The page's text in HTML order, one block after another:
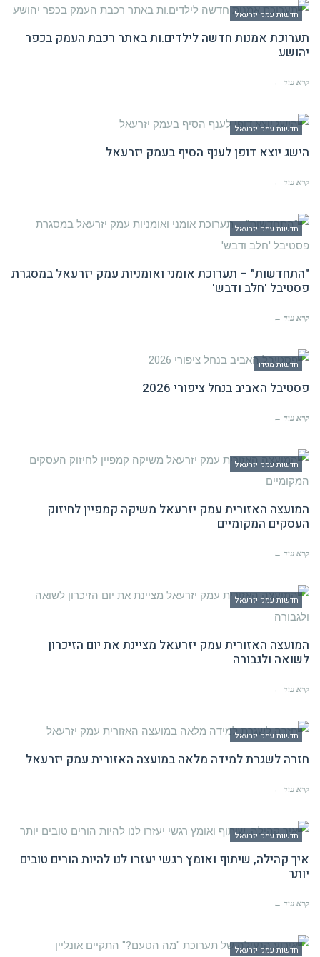
חדשות עמק יזרעאל
תערוכת אמנות חדשה לילדים.ות באתר רכבת העמק בכפר
יהושע
קרא עוד ←
חדשות עמק יזרעאל
הישג יוצא דופן לענף הסיף בעמק יזרעאל
קרא עוד ←
חדשות עמק יזרעאל
"התחדשות" – תערוכת אומני ואומניות עמק יזרעאל במסגרת
פסטיבל 'חלב ודבש'
קרא עוד ←
חדשות מגידו
פסטיבל האביב בנחל ציפורי 2026
קרא עוד ←
חדשות עמק יזרעאל
המועצה האזורית עמק יזרעאל משיקה קמפיין לחיזוק
העסקים המקומיים
קרא עוד ←
חדשות עמק יזרעאל
המועצה האזורית עמק יזרעאל מציינת את יום הזיכרון
לשואה ולגבורה
קרא עוד ←
חדשות עמק יזרעאל
חזרה לשגרת למידה מלאה במועצה האזורית עמק יזרעאל
קרא עוד ←
חדשות עמק יזרעאל
איך קהילה, שיתוף ואומץ רגשי יעזרו לנו להיות הורים טובים
יותר
קרא עוד ←
חדשות עמק יזרעאל